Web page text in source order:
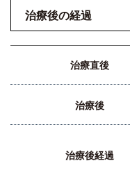
治療後の経過
治療直後
治療後
治療後経過